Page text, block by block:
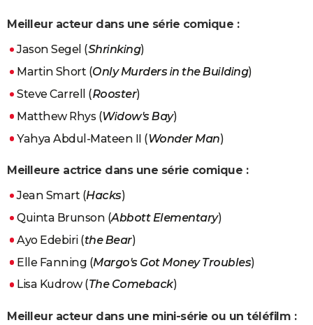
Meilleur acteur dans une série comique :
Jason Segel (Shrinking)
Martin Short (Only Murders in the Building)
Steve Carrell (Rooster)
Matthew Rhys (Widow's Bay)
Yahya Abdul-Mateen II (Wonder Man)
Meilleure actrice dans une série comique :
Jean Smart (Hacks)
Quinta Brunson (Abbott Elementary)
Ayo Edebiri (the Bear)
Elle Fanning (Margo's Got Money Troubles)
Lisa Kudrow (The Comeback)
Meilleur acteur dans une mini-série ou un téléfilm :